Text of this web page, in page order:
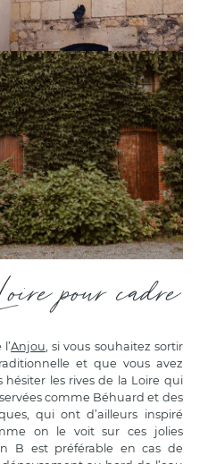
pour cadre
Anjou , si vous souhaitez sortir
et que vous avez
hésiter les rives de la Loire qui
comme Béhuard et des
qui ont d’ailleurs inspiré
on le voit sur ces jolies
B est préférable en cas de